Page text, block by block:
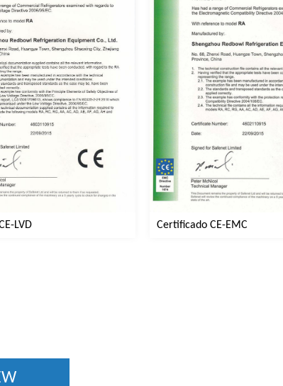
LVD Certificado CE-EMC